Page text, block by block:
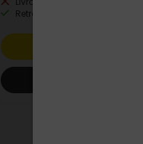
Retrait en point de vente